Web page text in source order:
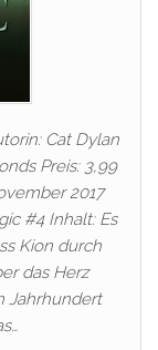
Cat Dylan
Preis: 3,99
2017
#4 Inhalt: Es
Kion durch
das Herz
Jahrhundert